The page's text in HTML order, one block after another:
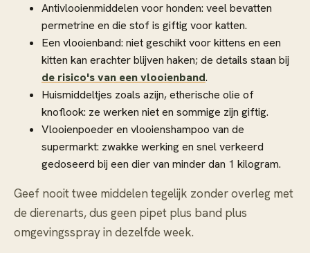
Antivlooienmiddelen voor honden: veel bevatten
permetrine en die stof is giftig voor katten.
Een vlooienband: niet geschikt voor kittens en een
kitten kan erachter blijven haken; de details staan bij
de risico's van een vlooienband.
Huismiddeltjes zoals azijn, etherische olie of
knoflook: ze werken niet en sommige zijn giftig.
Vlooienpoeder en vlooienshampoo van de
supermarkt: zwakke werking en snel verkeerd
gedoseerd bij een dier van minder dan 1 kilogram.
Geef nooit twee middelen tegelijk zonder overleg met
de dierenarts, dus geen pipet plus band plus
omgevingsspray in dezelfde week.